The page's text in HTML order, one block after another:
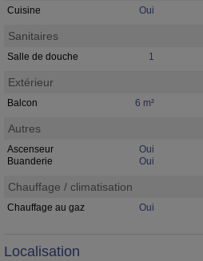
Cuisine Oui
Sanitaires
Salle de douche 1
Extérieur
Balcon 6 m²
Autres
Ascenseur Oui
Buanderie
Oui
Chauffage / climatisation
Chauffage au gaz Oui
Localisation